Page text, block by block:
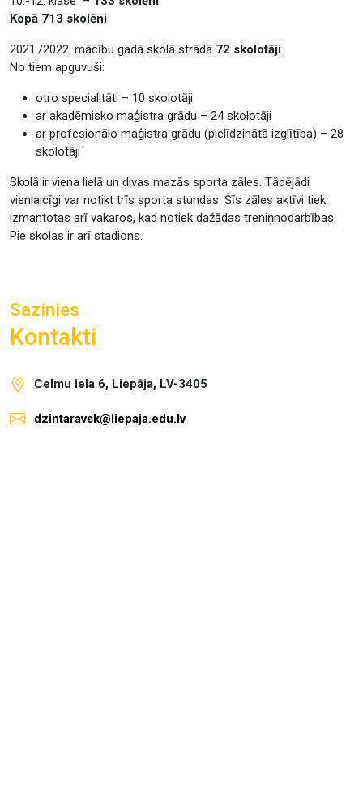
Kopā 713 skolēni
2021./2022. mācību gadā skolā strādā 72 skolotāji.
No tiem apguvuši:
otro specialitāti – 10 skolotāji
ar akadēmisko maģistra grādu – 24 skolotāji
ar profesionālo maģistra grādu (pielīdzinātā izglītība) – 28
skolotāji
Skolā ir viena lielā un divas mazās sporta zāles. Tādējādi
vienlaicīgi var notikt trīs sporta stundas. Šīs zāles aktīvi tiek
izmantotas arī vakaros, kad notiek dažādas treniņnodarbības.
Pie skolas ir arī stadions.
Sazinies
Kontakti
Celmu iela 6, Liepāja, LV-3405
dzintaravsk@liepaja.edu.lv